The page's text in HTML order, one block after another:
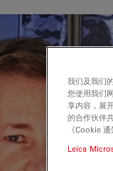
我们及我们
您使用我们
享内容，展
的合作伙伴
《Cookie
Leica